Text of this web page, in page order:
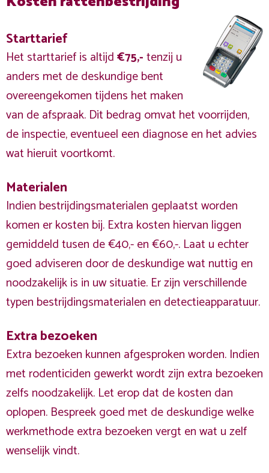
Starttarief
Het starttarief is altijd€75,-tenzij u
anders met de deskundige bent
overeengekomen tijdens het maken
van de afspraak. Dit bedrag omvat het voorrijden,
de inspectie, eventueel een diagnose en het advies
wat hieruit voortkomt.
Materialen
Indien bestrijdingsmaterialen geplaatst worden
komen er kosten bij. Extra kosten hiervan liggen
gemiddeld tusen de €40,- en €60,-. Laat u echter
goed adviseren door de deskundige wat nuttig en
noodzakelijk is in uw situatie. Er zijn verschillende
typen bestrijdingsmaterialen en detectieapparatuur.
Extra bezoeken
Extra bezoeken kunnen afgesproken worden. Indien
met rodenticiden gewerkt wordt zijn extra bezoeken
zelfs noodzakelijk. Let erop dat de kosten dan
oplopen. Bespreek goed met de deskundige welke
werkmethode extra bezoeken vergt en wat u zelf
wenselijk vindt.